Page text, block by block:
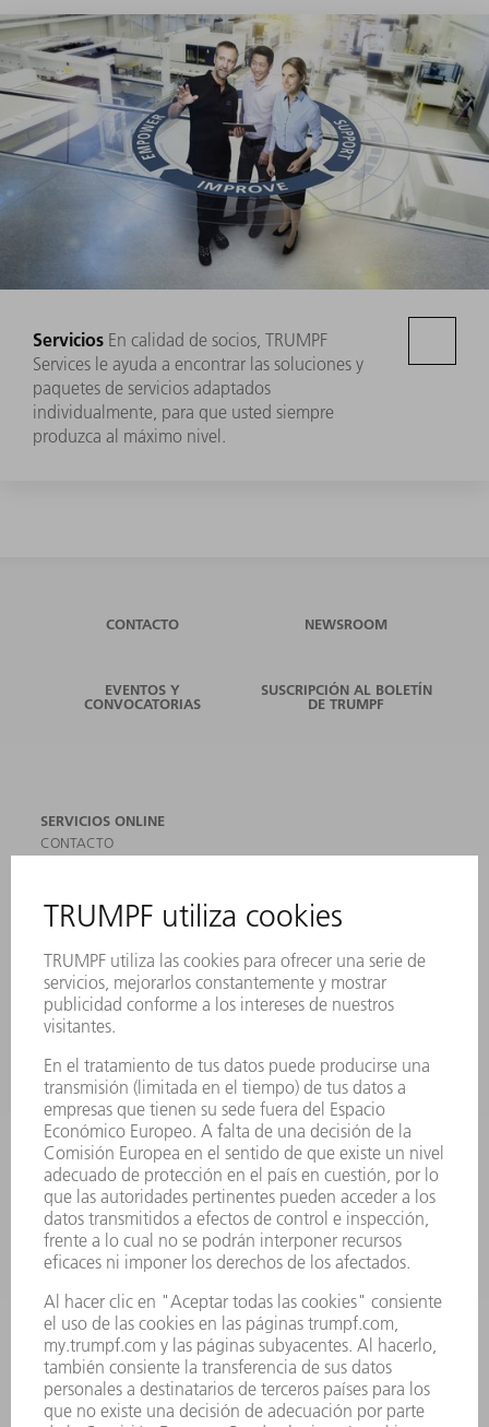
Servicios En calidad de socios, TRUMPF
Services le ayuda a encontrar las soluciones y
paquetes de servicios adaptados
individualmente, para que usted siempre
produzca al máximo nivel.
CONTACTO NEWSROOM
EVENTOS Y
CONVOCATORIAS
SUSCRIPCIÓN AL BOLETÍN
DE TRUMPF
SERVICIOS ONLINE
CONTACTO
REGISTRO PARA EL BOLETÍN INFORMATIVO
MYTRUMPF
FICHAS TÉCNICAS DE SEGURIDAD
PRODUCTOS
MÁQUINAS Y SISTEMAS
LÁSER
HERRAMIENTAS PORTÁTILES
FÁBRICA INTELIGENTE
SOFTWARE
SERVICIOS
APLICACIONES
SECTORES
EMPRESA
CARRERA PROFESIONAL
OFERTAS DE TRABAJO
PERFIL DE LA EMPRESA
INFORME ANUAL
PRINCIPIOS CORPORATIVOS
CUMPLIMIENTO
SISTEMA DE INFORMADORES
SEGURIDAD
COMUNICADOS DE PRENSA